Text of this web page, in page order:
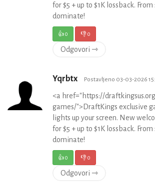
for $5 + up to $1K lossback.
dominate!
👍0 👎0
Odgovori ⇾
Yqrbtx Postavljeno 03-03-2026
<a href="https://
games/">DraftKings exclusive
lights up your screen. New
for $5 + up to $1K lossback.
dominate!
👍0 👎0
Odgovori ⇾